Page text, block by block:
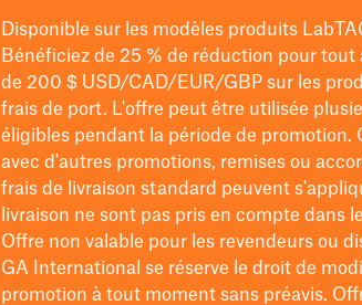
Disponible sur les modèles produits
Bénéficiez de 25 % de réduction pour
de 200 $USD/CAD/EUR/GBPsur les
frais de port. L'offre peut être utilisée
éligibles pendant la période de promotion.
avec d'autres promotions, remises ou
frais de livraison standard peuvent
livraison ne sont pas pris en compte dans
Offre non valable pour les revendeurs ou
GA International se réserve le droit de
promotion à tout moment sans préavis.